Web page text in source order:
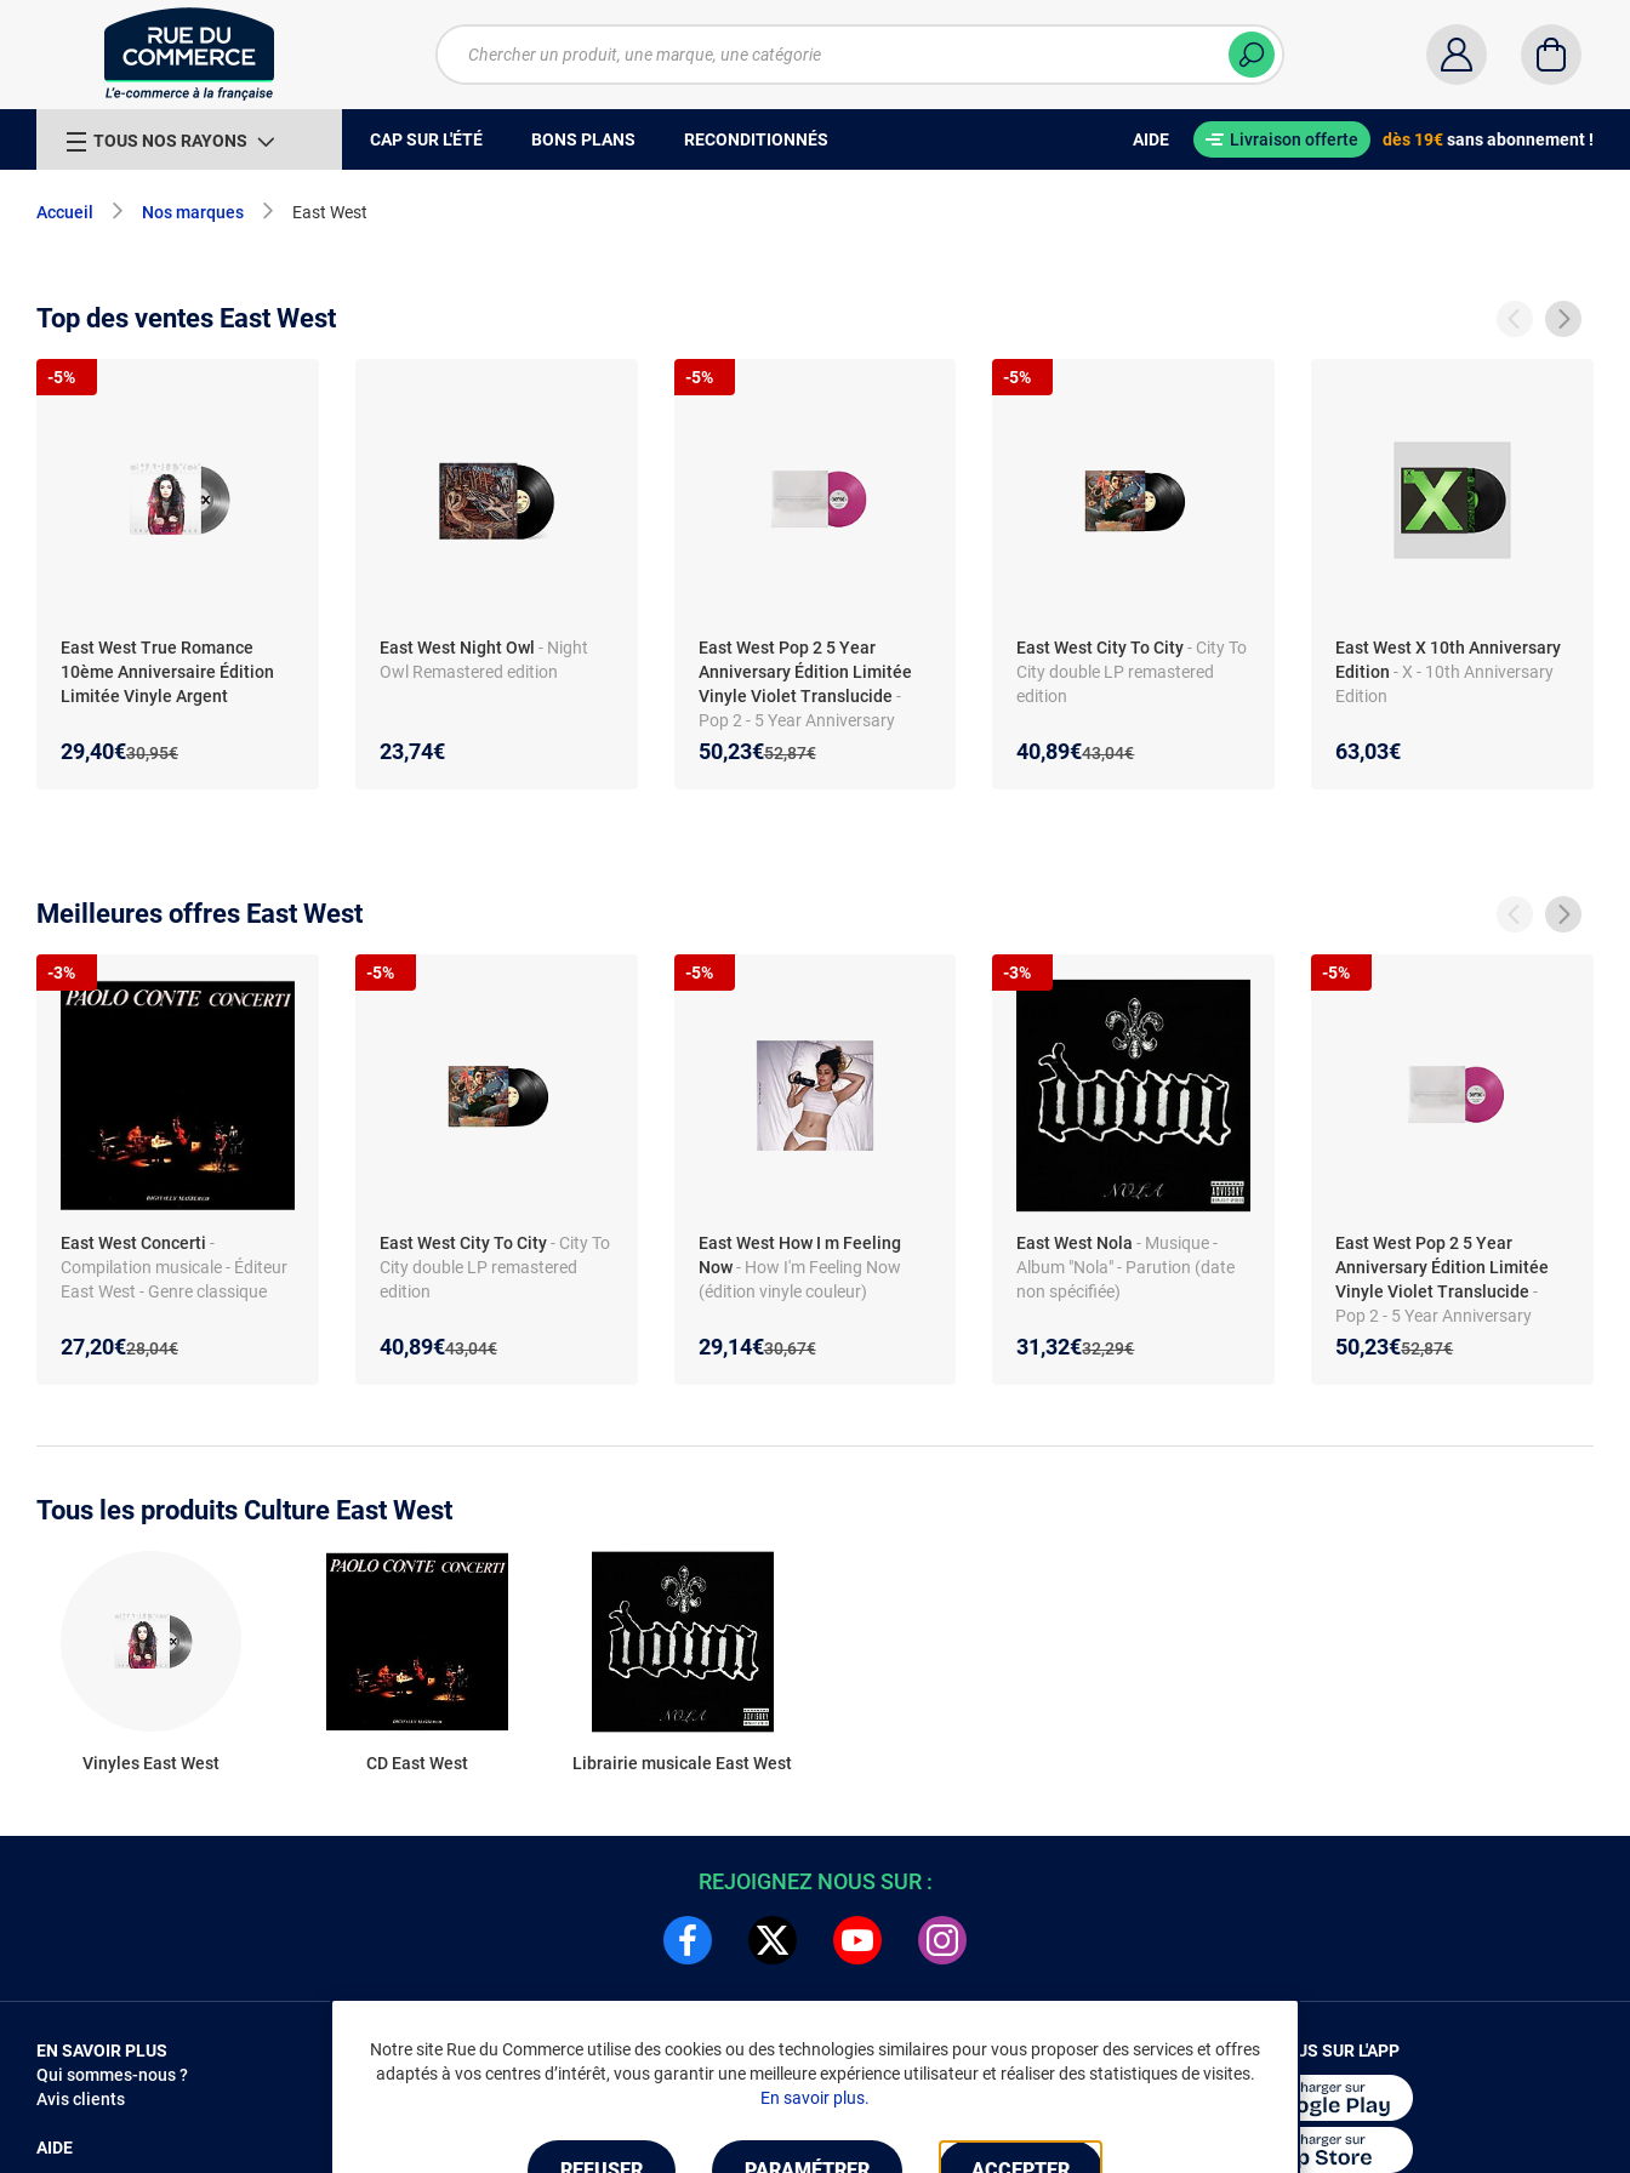
TOUS NOS RAYONS CAP SUR L'ÉTÉ BONS PLANS RECONDITIONNÉS AIDE Livraison offerte dès 19€sans abonnement !
Accueil Nos marques East West
Top des ventes East West
East West True Romance
10ème Anniversaire Édition
Limitée Vinyle Argent
Ancien prix :
30,95€
Nouveau prix :
29,40€
Réduction de :
-5%
East West Night Owl - Night
Owl Remastered edition
23,74€
East West Pop 2 5 Year
Anniversary Édition Limitée
Vinyle Violet Translucide -
Pop 2 - 5 Year Anniversary
Édition Limitée Vinyle Violet
Translucide
Ancien prix :
52,87€
Nouveau prix :
50,23€
Réduction de :
-5%
East West City To City- City To
City double LP remastered
edition
Ancien prix :
43,04€
Nouveau prix :
40,89€
Réduction de :
-5%
East West X 10th Anniversary
Edition - X - 10th Anniversary
Edition
63,03€
Meilleures offres East West
East West Concerti -
Compilation musicale - Éditeur
East West - Genre classique
Ancien prix :
28,04€
Nouveau prix :
27,20€
Réduction de :
-3%
East West City To City- City To
City double LP remastered
edition
Ancien prix :
43,04€
Nouveau prix :
40,89€
Réduction de :
-5%
East West How I m Feeling
Now- How I'm Feeling Now
(édition vinyle couleur)
Ancien prix :
30,67€
Nouveau prix :
29,14€
Réduction de :
-5%
East West Nola - Musique -
Album "Nola" - Parution (date
non spécifiée)
Ancien prix :
32,29€
Nouveau prix :
31,32€
Réduction de :
-3%
East West Pop 2 5 Year
Anniversary Édition Limitée
Vinyle Violet Translucide -
Pop 2 - 5 Year Anniversary
Édition Limitée Vinyle Violet
Translucide
Ancien prix :
52,87€
Nouveau prix :
50,23€
Réduction de :
-5%
Tous les produits Culture East West
Vinyles East West CD East West Librairie musicale East West
REJOIGNEZ NOUS SUR :
EN SAVOIR PLUS
Qui sommes-nous ?
Avis clients
AIDE
NOUS REJOINDRE
Vendez sur RDC
INFORMATIONS LÉGALES
Environnement
CGV/CGU Marketplace
Gérer mes cookies
RENDEZ-VOUS SUR L'APP
Notre site Rue du Commerce utilise des cookies ou des technologies similaires pour vous proposer des services et offres
adaptés à vos centres d’intérêt, vous garantir une meilleure expérience utilisateur et réaliser des statistiques de visites.
En savoir plus.